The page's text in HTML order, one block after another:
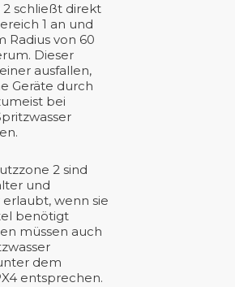
2 schließt direkt
1 an und
Radius von 60
Dieser
ausfallen,
Geräte durch
bei
2 sind
und
wenn sie
benötigt
müssen auch
dem
entsprechen.